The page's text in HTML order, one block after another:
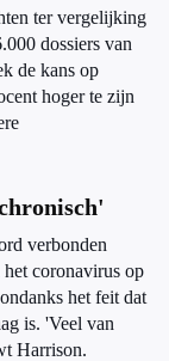
ter vergelijking
dossiers van
de kans op
hoger te zijn
verbonden
coronavirus op
het feit dat
is. 'Veel van
Harrison.